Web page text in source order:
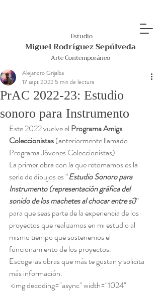
Estudio
Miguel Rodríguez Sepúlveda
Arte Contemporáneo
PrAC 2022-23: Estudio
sonoro para Instrumento
Alejandro Grijalba
17 sept 2022 5 min de lectura
Este 2022 vuelve el Programa Amigs
Coleccionistas (anteriormente llamado
Programa Jóvenes Coleccionistas).
La primer obra con la que retomamos es la
serie de dibujos es “Estudio Sonoro para
Instrumento (representación gráfica del
sonido de los machetes al chocar entre sí)”
para que seas parte de la experiencia de los
proyectos que realizamos en mi estudio al
mismo tiempo que sostenemos el
funcionamiento de los proyectos.
Escoge las obras que más te gustan y solicita
más información.